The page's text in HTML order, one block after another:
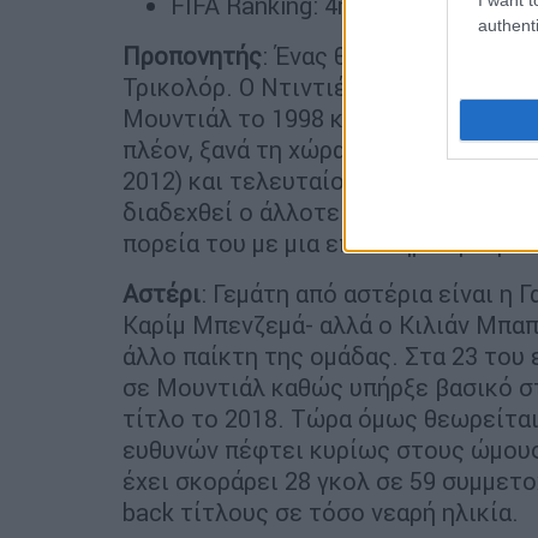
Προπονητής: Ένας θρύλος του
Τρικολόρ. Ο Ντιντιέ Ντεσάν ήταν ο
Μουντιάλ το 1998 και μια
πλέον, ξανά τη χώρα στην κορυφή
2012) και τελευταίο χρόνο του στην
διαδεχθεί ο άλλοτε συμπαίκτης του
πορεία του με μια επιτυχημένη
Αστέρι: Γεμάτη από αστέρια είναι η
Καρίμ Μπενζεμά- αλλά ο Κιλιάν
άλλο παίκτη της ομάδας. Στα 23 του
σε Μουντιάλ καθώς υπήρξε βασικό
τίτλο το 2018. Τώρα όμως
ευθυνών πέφτει κυρίως στους
έχει σκοράρει 28 γκολ σε 59
back τίτλους σε τόσο νεαρή ηλικία.